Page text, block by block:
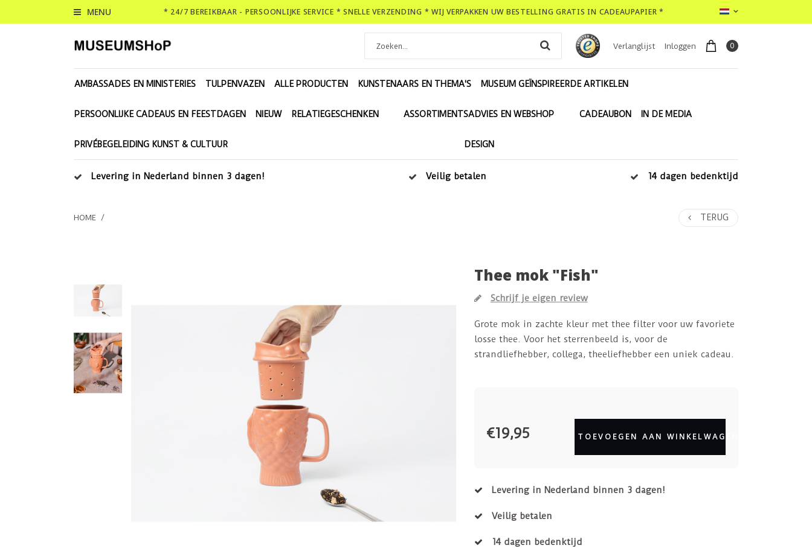
MENU * 24/7 BEREIKBAAR - PERSOONLIJKE SERVICE * SNELLE VERZENDING * WIJ VERPAKKEN UW BESTELLING GRATIS IN CADEAUPAPIER *
Verlanglijst Inloggen 0
AMBASSADES EN MINISTERIES TULPENVAZEN ALLE PRODUCTEN KUNSTENAARS EN THEMA'S MUSEUM GEÏNSPIREERDE ARTIKELEN
PERSOONLIJKE CADEAUS EN FEESTDAGEN NIEUW RELATIEGESCHENKEN ASSORTIMENTSADVIES EN WEBSHOP
DESIGN
CADEAUBON IN DE MEDIA
PRIVÉBEGELEIDING KUNST & CULTUUR
Levering in Nederland binnen 3 dagen! Veilig betalen 14 dagen bedenktijd
HOME / TERUG
Thee mok "Fish"
Schrijf je eigen review
Grote mok in zachte kleur met thee filter voor uw favoriete
losse thee. Voor het sterrenbeeld is, voor de
strandliefhebber, collega, theeliefhebber een uniek cadeau.
€19,95 TOEVOEGEN AAN WINKELWAGEN
Levering in Nederland binnen 3 dagen!
Veilig betalen
14 dagen bedenktijd